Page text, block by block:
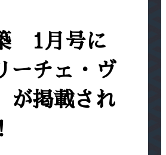
1月号に
ーチェ・ヴ
が掲載され